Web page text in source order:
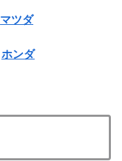
マツダ
ホンダ